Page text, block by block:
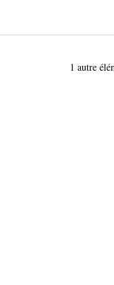
1 autre